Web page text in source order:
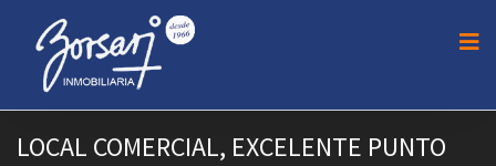
LOCAL COMERCIAL, EXCELENTE PUNTO